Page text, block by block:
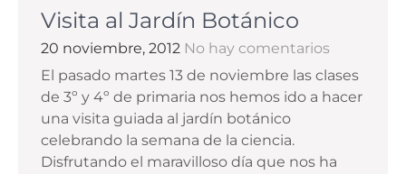
Visita al Jardín Botánico
20 noviembre, 2012 No hay comentarios
El pasado martes 13 de noviembre las clases
de 3º y 4º de primaria nos hemos ido a hacer
una visita guiada al jardín botánico
celebrando la semana de la ciencia.
Disfrutando el maravilloso día que nos ha